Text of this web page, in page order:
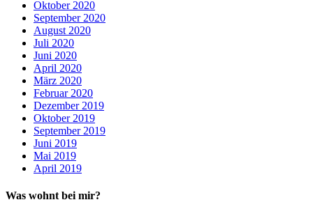
Oktober 2020
September 2020
August 2020
Juli 2020
Juni 2020
April 2020
März 2020
Februar 2020
Dezember 2019
Oktober 2019
September 2019
Juni 2019
Mai 2019
April 2019
Was wohnt bei mir?